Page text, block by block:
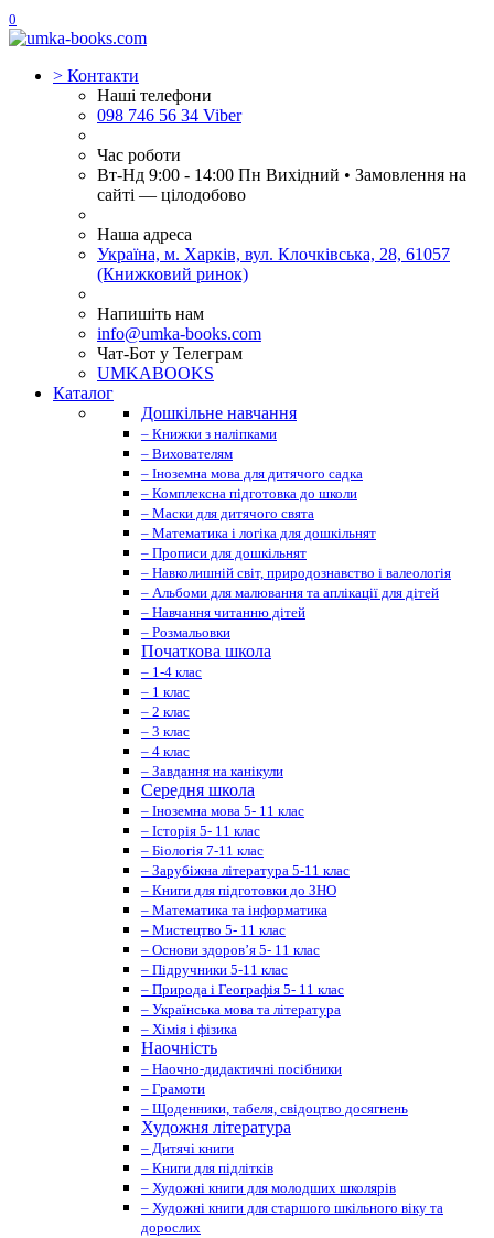
0
> Контакти
Наші телефони
098 746 56 34 Viber
Час роботи
Вт-Нд 9:00 - 14:00 Пн Вихідний • Замовлення на
сайті — цілодобово
Наша адреса
Україна, м. Харків, вул. Клочківська, 28, 61057
(Книжковий ринок)
Напишіть нам
info@umka-books.com
Чат-Бот у Телеграм
UMKABOOKS
Каталог
Дошкільне навчання
– Книжки з наліпками
– Вихователям
– Іноземна мова для дитячого садка
– Комплексна підготовка до школи
– Маски для дитячого свята
– Математика і логіка для дошкільнят
– Прописи для дошкільнят
– Навколишній світ, природознавство і валеологія
– Альбоми для малювання та аплікації для дітей
– Навчання читанню дітей
– Розмальовки
Початкова школа
– 1-4 клас
– 1 клас
– 2 клас
– 3 клас
– 4 клас
– Завдання на канікули
Середня школа
– Іноземна мова 5- 11 клас
– Історія 5- 11 клас
– Біологія 7-11 клас
– Зарубіжна література 5-11 клас
– Книги для підготовки до ЗНО
– Математика та інформатика
– Мистецтво 5- 11 клас
– Основи здоров’я 5- 11 клас
– Підручники 5-11 клас
– Природа і Географія 5- 11 клас
– Українська мова та література
– Хімія і фізика
Наочність
– Наочно-дидактичні посібники
– Грамоти
– Щоденники, табеля, свідоцтво досягнень
Художня література
– Дитячі книги
– Книги для підлітків
– Художні книги для молодших школярів
– Художні книги для старшого шкільного віку та
дорослих